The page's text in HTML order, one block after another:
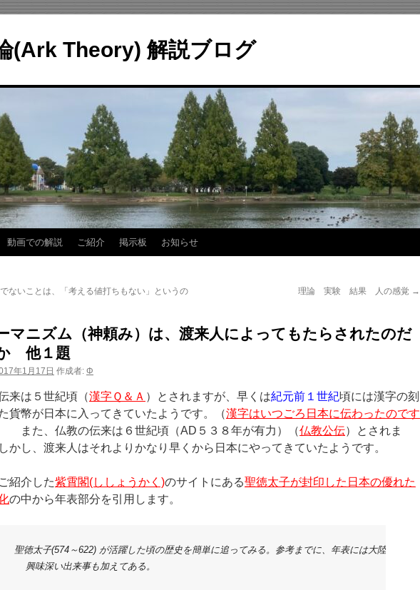
(Ark Theory) 解説ブログ
動画での解説 ご紹介 掲示板 お知らせ
ないことは、「考える値打ちもない」というの
理論 実験 結果 人の感覚 →
マニズム（神頼み）は、渡来人によってもたらされたのだ
他１題
年1月17日 作成者: Φ
来は５世紀頃（漢字Ｑ＆Ａ ）とされますが、早くは紀元前１世紀頃には漢字の刻
貨幣が日本に入ってきていたようです。（漢字はいつごろ日本に伝わったのです
また、仏教の伝来は６世紀頃（AD５３８年が有力）（仏教公伝）とされま
し、渡来人はそれよりかなり早くから日本にやってきていたようです。
紹介した紫霄閣(ししょうかく)のサイトにある聖徳太子が封印した日本の優れた
の中から年表部分を引用します。
聖徳太子(574～622) が活躍した頃の歴史を簡単に追ってみる。参考までに、年表には大陸での
    興味深い出来事も加えてある。